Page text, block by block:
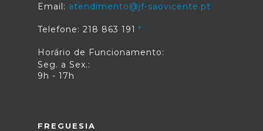
Email: atendimento@jf-saovicente.pt
Telefone: 218 863 191
Horário de Funcionamento:
Seg. a Sex.:
9h - 17h
FREGUESIA